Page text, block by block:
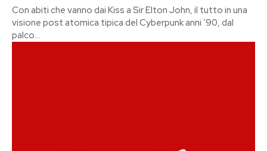
Con abiti che vanno dai Kiss a Sir Elton John, il tutto in una
visione post atomica tipica del Cyberpunk anni ’90, dal
palco...